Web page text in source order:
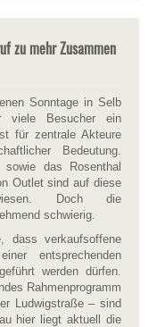
zu mehr Zusammen
Sonntage in Selb
viele Besucher ein
für zentrale Akteure
Bedeutung.
das Rosenthal
Outlet sind auf diese
Doch die
schwierig.
dass verkaufsoffene
entsprechenden
werden dürfen.
Rahmenprogramm
Ludwigstraße – sind
hier liegt aktuell die